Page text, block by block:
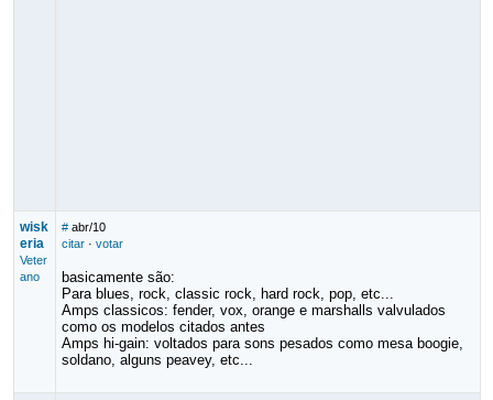
wisk
eria
Veter
ano
# abr/10
citar· votar
basicamente são:
Para blues, rock, classic rock, hard rock, pop, etc...
Amps classicos: fender, vox, orange e marshalls valvulados
como os modelos citados antes
Amps hi-gain: voltados para sons pesados como mesa boogie,
soldano, alguns peavey, etc...